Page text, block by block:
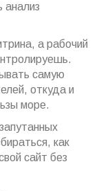
анализ
а рабочий
самую
откуда и
море.
как
сайт без